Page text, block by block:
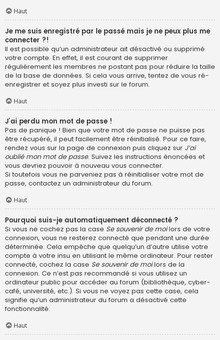
Haut
Je me suis enregistré par le passé mais je ne peux plus me
connecter ?!
Il est possible qu’un administrateur ait désactivé ou supprimé
votre compte. En effet, il est courant de supprimer
régulièrement les membres ne postant pas pour réduire la taille
de la base de données. Si cela vous arrive, tentez de vous ré-
enregistrer et soyez plus investi sur le forum.
Haut
J’ai perdu mon mot de passe !
Pas de panique ! Bien que votre mot de passe ne puisse pas
être récupéré, il peut facilement être réinitialisé. Pour ce faire,
rendez vous sur la page de connexion puis cliquez sur J’ai
oublié mon mot de passe. Suivez les instructions énoncées et
vous devriez pouvoir à nouveau vous connecter.
Si toutefois vous ne parveniez pas à réinitialiser votre mot de
passe, contactez un administrateur du forum.
Haut
Pourquoi suis-je automatiquement déconnecté ?
Si vous ne cochez pas la case Se souvenir de moilors de votre
connexion, vous ne resterez connecté que pendant une durée
déterminée. Cela empêche que quelqu’un d’autre utilise votre
compte à votre insu en utilisant le même ordinateur. Pour rester
connecté, cochez la case Se souvenir de moilors de la
connexion. Ce n’est pas recommandé si vous utilisez un
ordinateur public pour accéder au forum (bibliothèque, cyber-
café, université, etc.). Si vous ne voyez pas cette case, cela
signifie qu’un administrateur du forum a désactivé cette
fonctionnalité.
Haut